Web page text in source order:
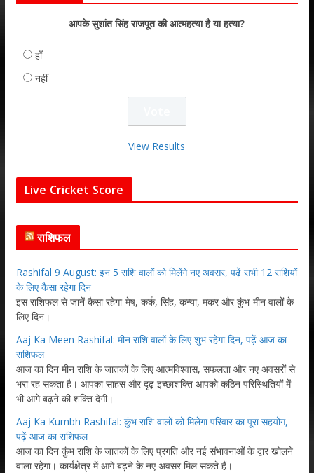
आपके सुशांत सिंह राजपूत की आत्महत्या है या हत्या?
हाँ
नहीं
View Results
Live Cricket Score
राशिफल
Rashifal 9 August: इन 5 राशि वालों को मिलेंगे नए अवसर, पढ़ें सभी 12 राशियों
के लिए कैसा रहेगा दिन
इस राशिफल से जानें कैसा रहेगा-मेष, कर्क, सिंह, कन्या, मकर और कुंभ-मीन वालों के
लिए दिन।
Aaj Ka Meen Rashifal: मीन राशि वालों के लिए शुभ रहेगा दिन, पढ़ें आज का
राशिफल
आज का दिन मीन राशि के जातकों के लिए आत्मविश्वास, सफलता और नए अवसरों से
भरा रह सकता है। आपका साहस और दृढ़ इच्छाशक्ति आपको कठिन परिस्थितियों में
भी आगे बढ़ने की शक्ति देगी।
Aaj Ka Kumbh Rashifal: कुंभ राशि वालों को मिलेगा परिवार का पूरा सहयोग,
पढ़ें आज का राशिफल
आज का दिन कुंभ राशि के जातकों के लिए प्रगति और नई संभावनाओं के द्वार खोलने
वाला रहेगा। कार्यक्षेत्र में आगे बढ़ने के नए अवसर मिल सकते हैं।